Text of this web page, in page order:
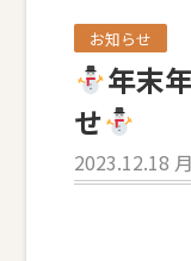
お知らせ
年末
せ
2023.12.18 月